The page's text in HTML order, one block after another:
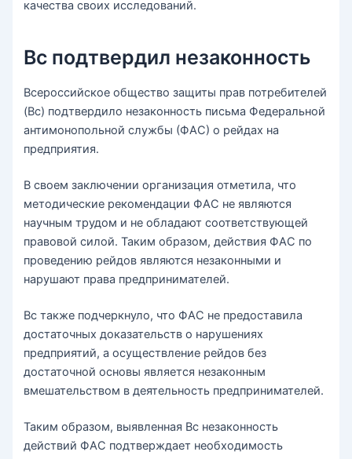
качества своих исследований.
Вс подтвердил незаконность
Всероссийское общество защиты прав потребителей
(Вс) подтвердило незаконность письма Федеральной
антимонопольной службы (ФАС) о рейдах на
предприятия.
В своем заключении организация отметила, что
методические рекомендации ФАС не являются
научным трудом и не обладают соответствующей
правовой силой. Таким образом, действия ФАС по
проведению рейдов являются незаконными и
нарушают права предпринимателей.
Вс также подчеркнуло, что ФАС не предоставила
достаточных доказательств о нарушениях
предприятий, а осуществление рейдов без
достаточной основы является незаконным
вмешательством в деятельность предпринимателей.
Таким образом, выявленная Вс незаконность
действий ФАС подтверждает необходимость